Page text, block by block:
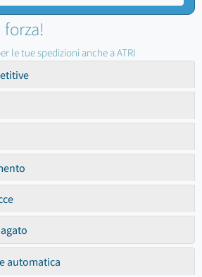
le tue spedizioni anche a ATRI
automatica